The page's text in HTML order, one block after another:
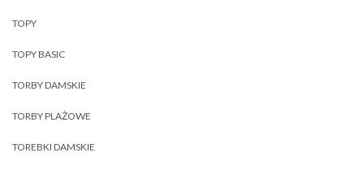
TOPY
TOPY BASIC
TORBY DAMSKIE
TORBY PLAŻOWE
TOREBKI DAMSKIE